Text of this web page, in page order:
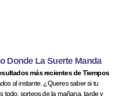
Donde La Suerte Manda
más recientes de Tiempos
al instante. ¿Queres saber si tu
todo: sorteos de la mañana, tarde y